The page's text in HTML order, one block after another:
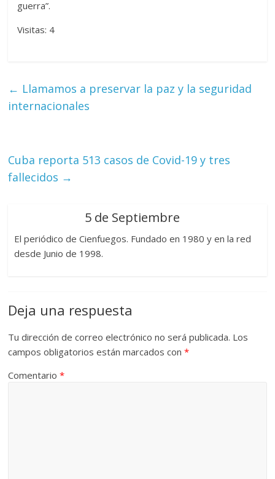
guerra”.
Visitas: 4
← Llamamos a preservar la paz y la seguridad
internacionales
Cuba reporta 513 casos de Covid-19 y tres
fallecidos →
5 de Septiembre
El periódico de Cienfuegos. Fundado en 1980 y en la red
desde Junio de 1998.
Deja una respuesta
Tu dirección de correo electrónico no será publicada. Los
campos obligatorios están marcados con*
Comentario*